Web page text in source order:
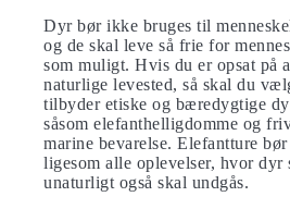
Dyr bør ikke bruges til
og de skal leve så frie for
som muligt. Hvis du er opsat på
naturlige levested, så skal du
tilbyder etiske og bæredygtige
såsom elefanthelligdomme og
marine bevarelse. Elefantture
ligesom alle oplevelser, hvor dyr
unaturligt også skal undgås.